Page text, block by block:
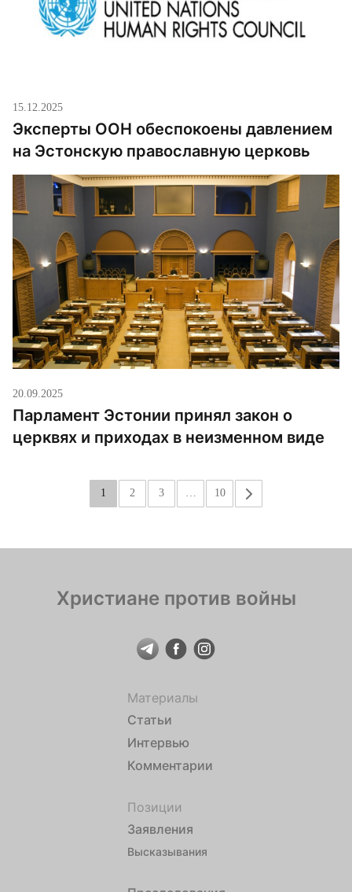
15.12.2025
Эксперты ООН обеспокоены давлением
на Эстонскую православную церковь
20.09.2025
Парламент Эстонии принял закон о
церквях и приходах в неизменном виде
1 2 3 10 »
Христиане против войны
Материалы
Статьи
Интервью
Комментарии
Позиции
Заявления
Высказывания